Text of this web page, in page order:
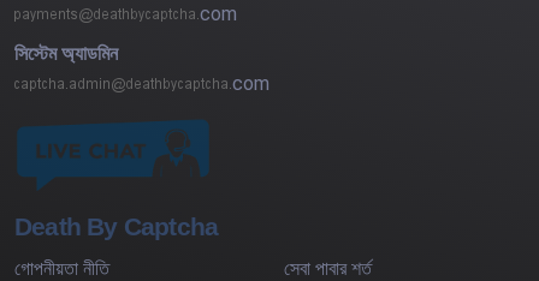
com
সিস্টেম অ্যাডমিন
com
Death By Captcha
গোপনীয়তা নীতি
সেবা পাবার শর্ত